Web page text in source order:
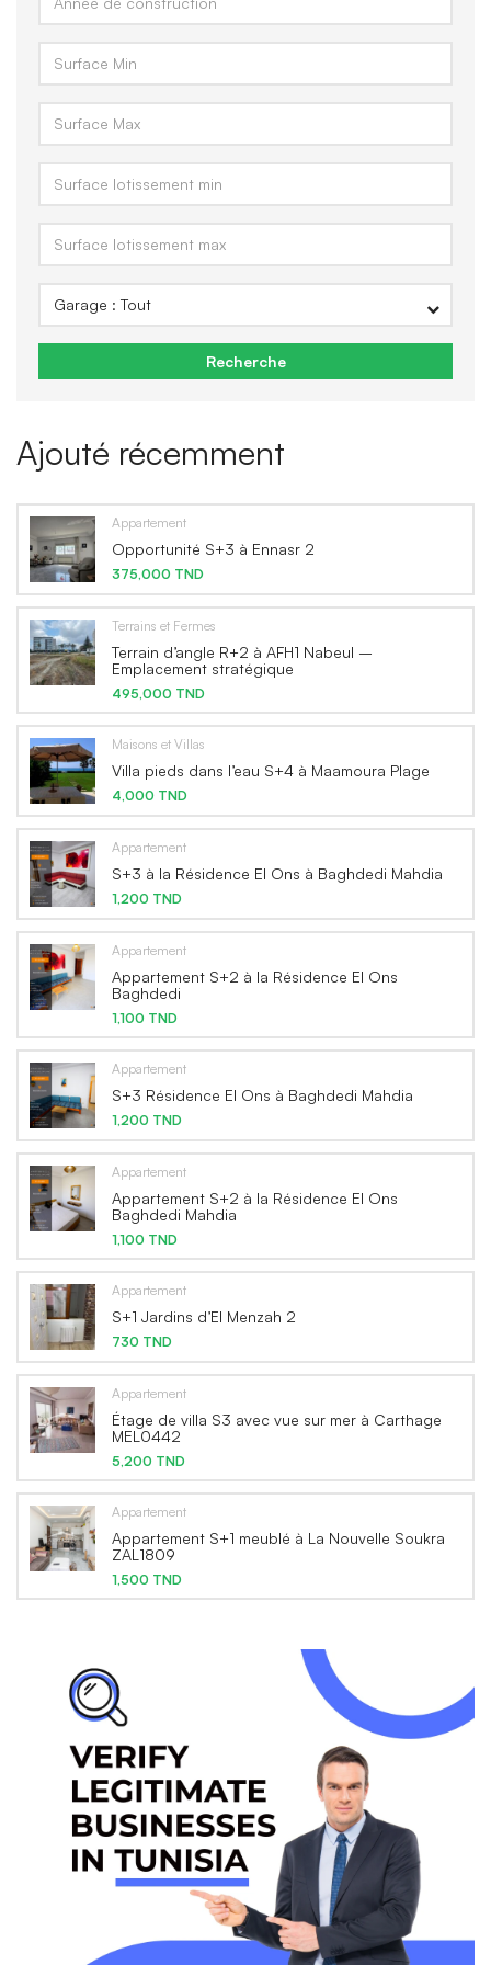
Recherche
Ajouté récemment
Appartement
Opportunité S+3 à Ennasr 2
375,000 TND
Terrains et Fermes
Terrain d’angle R+2 à AFH1 Nabeul –
Emplacement stratégique
495,000 TND
Maisons et Villas
Villa pieds dans l’eau S+4 à Maamoura Plage
4,000 TND
Appartement
S+3 à la Résidence El Ons à Baghdedi Mahdia
1,200 TND
Appartement
Appartement S+2 à la Résidence El Ons
Baghdedi
1,100 TND
Appartement
S+3 Résidence El Ons à Baghdedi Mahdia
1,200 TND
Appartement
Appartement S+2 à la Résidence El Ons
Baghdedi Mahdia
1,100 TND
Appartement
S+1 Jardins d’El Menzah 2
730 TND
Appartement
Étage de villa S3 avec vue sur mer à Carthage
MEL0442
5,200 TND
Appartement
Appartement S+1 meublé à La Nouvelle Soukra
ZAL1809
1,500 TND